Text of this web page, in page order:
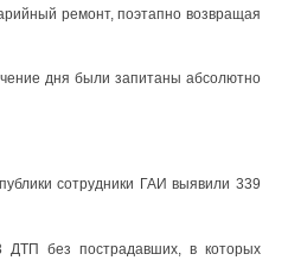
ремонт, поэтапно возвращая
дня были запитаны абсолютно
сотрудники ГАИ выявили 339
без пострадавших, в которых